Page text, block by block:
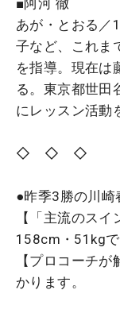
あが・とおる／
子など、これま
を指導。現在は
る。東京都世田
にレッスン活動
◇ ◇ ◇
●昨季3勝の川崎
【「主流のス
158cm・51kg
【プロコーチ
かります。